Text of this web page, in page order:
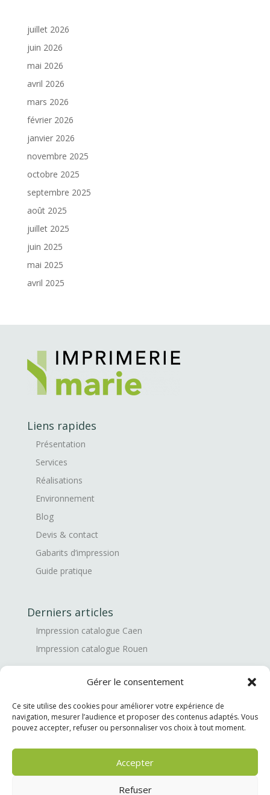
Gérer le consentement
Ce site utilise des cookies pour améliorer votre expérience de
navigation, mesurer l’audience et proposer des contenus adaptés. Vous
pouvez accepter, refuser ou personnaliser vos choix à tout moment.
Accepter
Refuser
juillet 2026
juin 2026
mai 2026
avril 2026
mars 2026
février 2026
janvier 2026
novembre 2025
octobre 2025
septembre 2025
août 2025
juillet 2025
juin 2025
mai 2025
avril 2025
Liens rapides
Présentation
Services
Réalisations
Environnement
Blog
Devis & contact
Gabarits d’impression
Guide pratique
Derniers articles
Impression catalogue Caen
Impression catalogue Rouen
Mentions légales
Politique de confidentialité